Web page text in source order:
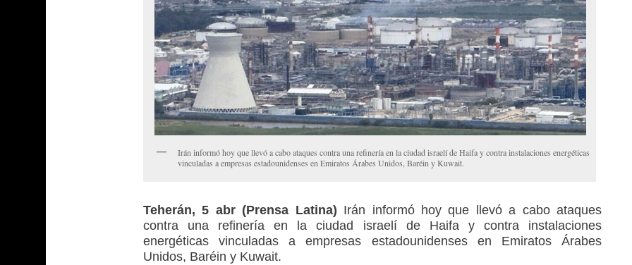
Irán informó hoy que llevó a cabo ataques contra una refinería en la ciudad israelí de Haifa y contra instalaciones energéticas
vinculadas a empresas estadounidenses en Emiratos Árabes Unidos, Baréin y Kuwait.
Teherán, 5 abr (Prensa Latina) Irán informó hoy que llevó a cabo ataques
contra una refinería en la ciudad israelí de Haifa y contra instalaciones
energéticas vinculadas a empresas estadounidenses en Emiratos Árabes
Unidos, Baréin y Kuwait.